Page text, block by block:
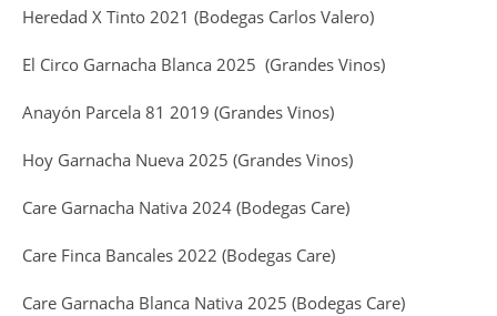
Heredad X Tinto 2021 (Bodegas Carlos Valero)
El Circo Garnacha Blanca 2025 (Grandes Vinos)
Anayón Parcela 81 2019 (Grandes Vinos)
Hoy Garnacha Nueva 2025 (Grandes Vinos)
Care Garnacha Nativa 2024 (Bodegas Care)
Care Finca Bancales 2022 (Bodegas Care)
Care Garnacha Blanca Nativa 2025 (Bodegas Care)